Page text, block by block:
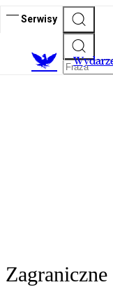
Serwisy
Zagraniczne